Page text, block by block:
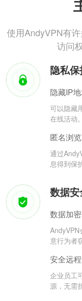
使用AndyVPN有
访问
隐私
隐藏IP
可以隐藏
在线活动。
匿名浏览
通过
息得到保
数据
数据加密
AndyVPN
意行为者
安全远
企业员工
源，无需